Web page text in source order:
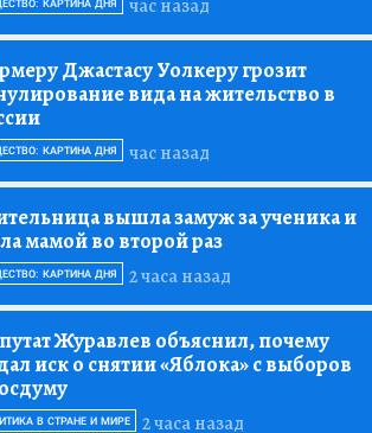
час назад
КАРТИНА ДНЯ
Джастасу Уолкеру грозит
вида на жительство в
час назад
КАРТИНА ДНЯ
вышла замуж за ученика и
мамой во второй раз
2 часа назад
КАРТИНА ДНЯ
Журавлев объяснил, почему
иск о снятии «Яблока» с выборов
2 часа назад
В СТРАНЕ И МИРЕ